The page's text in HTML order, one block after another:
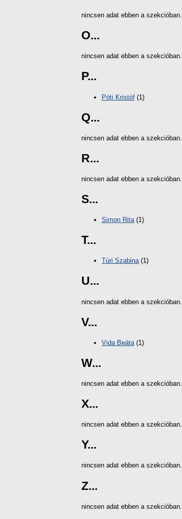
nincsen adat ebben a szekcióban.
O...
nincsen adat ebben a szekcióban.
P...
Póti Kristóf (1)
Q...
nincsen adat ebben a szekcióban.
R...
nincsen adat ebben a szekcióban.
S...
Simon Rita(1)
T...
Túri Szabina(1)
U...
nincsen adat ebben a szekcióban.
V...
Vida Beáta (1)
W...
nincsen adat ebben a szekcióban.
X...
nincsen adat ebben a szekcióban.
Y...
nincsen adat ebben a szekcióban.
Z...
nincsen adat ebben a szekcióban.